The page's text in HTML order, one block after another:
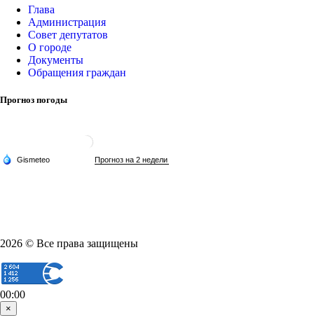
Глава
Администрация
Совет депутатов
О городе
Документы
Обращения граждан
Прогноз погоды
2026 © Все права защищены
00:00
×